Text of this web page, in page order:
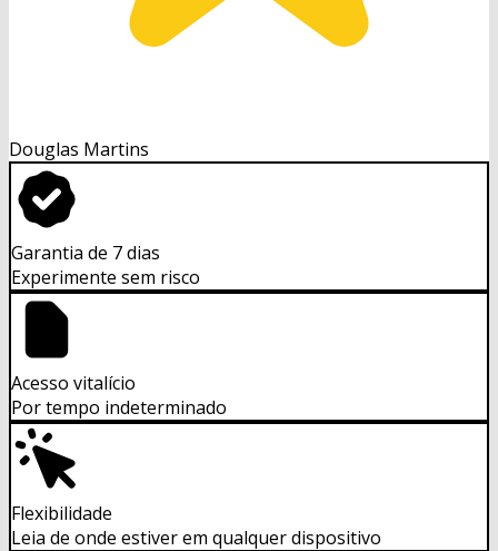
Douglas Martins
Garantia de 7 dias
Experimente sem risco
Acesso vitalício
Por tempo indeterminado
Flexibilidade
Leia de onde estiver em qualquer dispositivo